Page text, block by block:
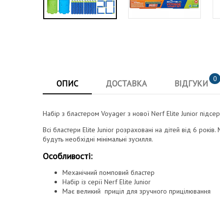
ОПИС ДОСТАВКА ВІДГУКИ 0
Набір з бластером Voyager з нової Nerf Elite Junior
Всі бластери Elite Junior розраховані на дітей від 6
будуть необхідні мінімальні зусилля.
Особливості:
Механічний помповий бластер
Набір із серії Nerf Elite Junior
Має великий приціл для зручного прицілювання